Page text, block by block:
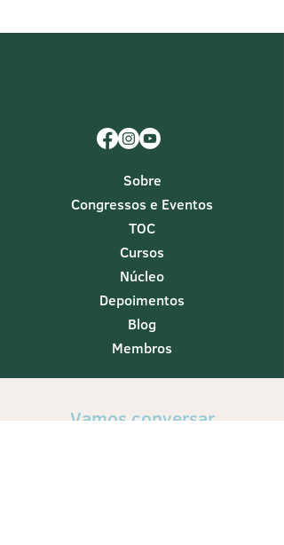
Sobre
Congressos e Eventos
TOC
Cursos
Núcleo
Depoimentos
Blog
Membros
Vamos conversar